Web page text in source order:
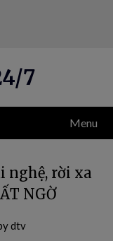
7
Menu
nghệ, rời xa
NGỜ
dtv